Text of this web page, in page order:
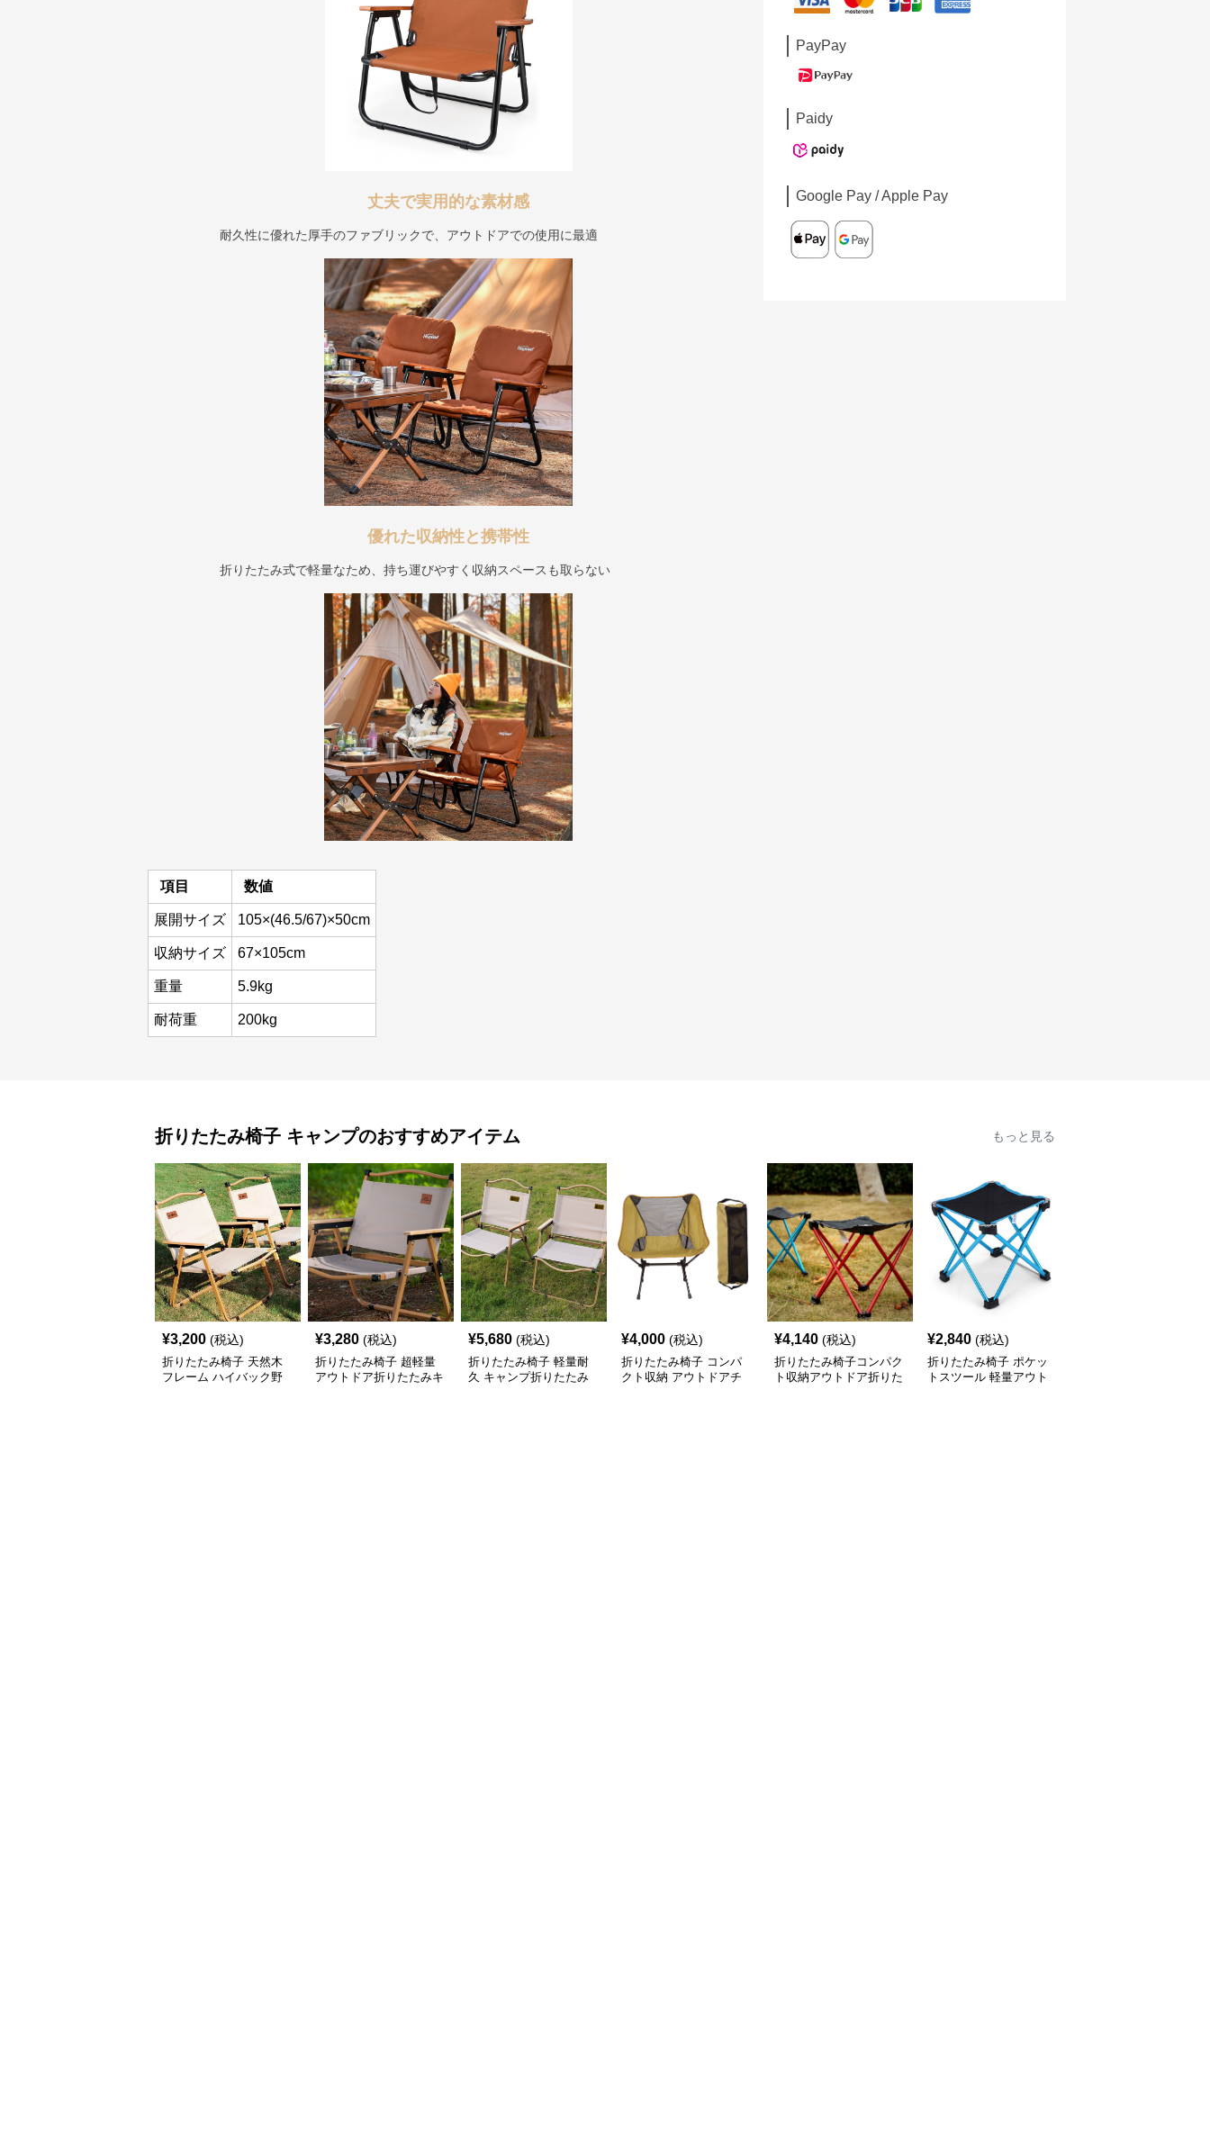
丈夫で実用的な素材感
耐久性に優れた厚手のファブリックで、アウトドアでの使用に最適
優れた収納性と携帯性
折りたたみ式で軽量なため、持ち運びやすく収納スペースも取らない
項目 数値
展開サイズ 105×(46.5/67)×50cm
収納サイズ 67×105cm
重量 5.9kg
耐荷重 200kg
PayPay
Paidy
Google Pay / Apple Pay
折りたたみ椅子 キャンプのおすすめアイテム もっと見る
¥3,200 (税込)
折りたたみ椅子 天然木
フレーム ハイバック野
¥3,280 (税込)
折りたたみ椅子 超軽量
アウトドア折りたたみキ
¥5,680 (税込)
折りたたみ椅子 軽量耐
久 キャンプ折りたたみ
¥4,000 (税込)
折りたたみ椅子 コンパ
クト収納 アウトドアチ
¥4,140 (税込)
折りたたみ椅子コンパク
ト収納アウトドア折りた
¥2,840 (税込)
折りたたみ椅子 ポケッ
トスツール 軽量アウト